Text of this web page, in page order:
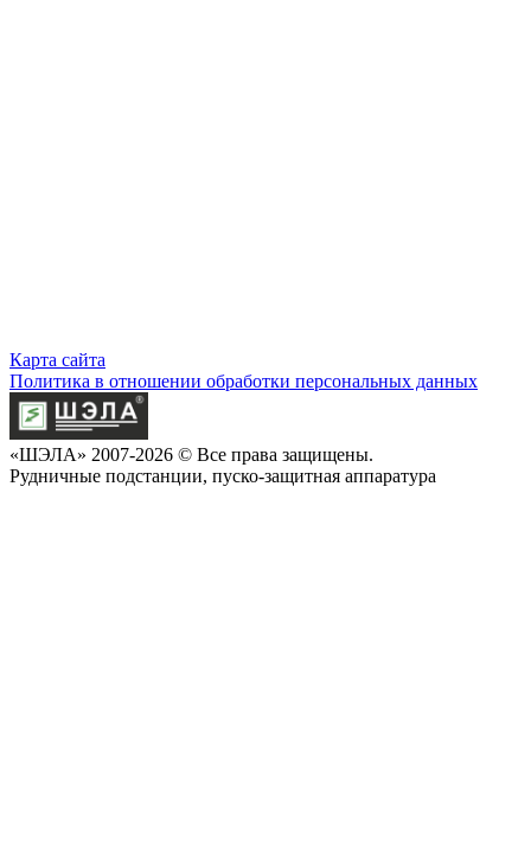
Карта сайта
Политика в отношении обработки персональных данных
«ШЭЛА» 2007-2026 © Все права защищены.
Рудничные подстанции, пуско-защитная аппаратура